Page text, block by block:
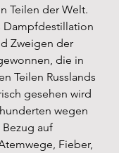
Teilen der Welt.
Dampfdestillation
Zweigen der
die in
Teilen Russlands
gesehen wird
wegen
auf
Fieber,